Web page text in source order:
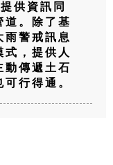
供資訊同
道。除了基
雨警戒訊息
，提供人
動傳遞土石
行得通。